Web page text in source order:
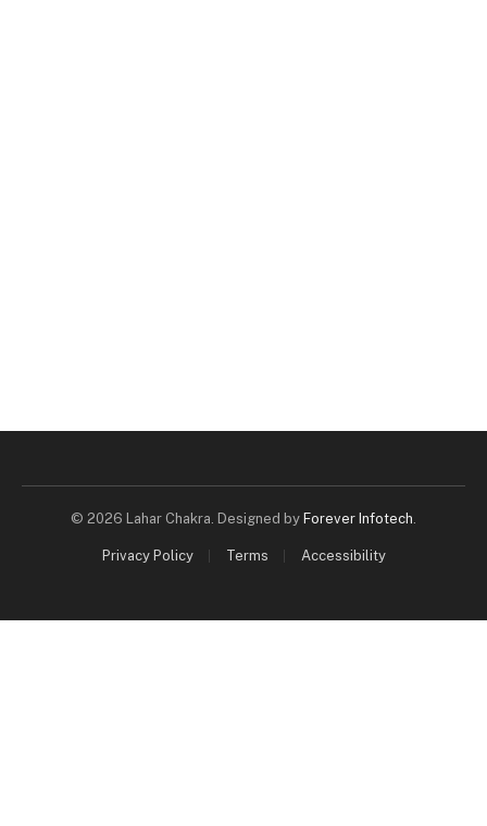
© 2026 Lahar Chakra. Designed by Forever Infotech.
Privacy Policy Terms Accessibility